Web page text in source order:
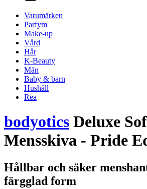
Varumärken
Parfym
Make-up
Vård
Hår
K-Beauty
Män
Baby & barn
Hushåll
Rea
bodyotics Deluxe
Mensskiva - Pride
Hållbar och säker
färgglad form